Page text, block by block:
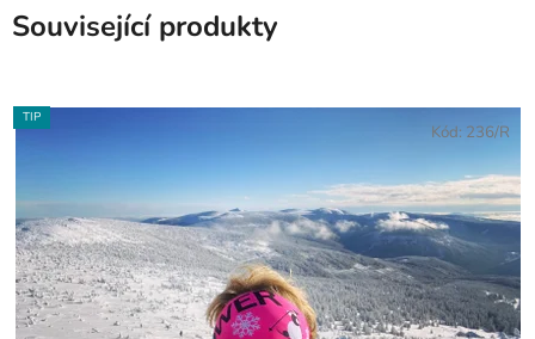
Související produkty
TIP
Kód: 236/R